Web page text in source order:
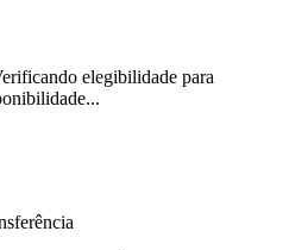
elegibilidade para